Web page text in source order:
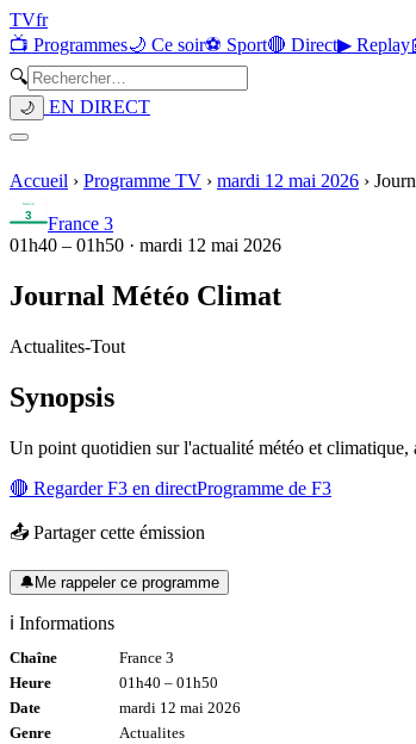
TVfr
📺 Programmes🌙 Ce soir⚽ Sport🔴 Direct▶ Replay
🔍
🌙 EN DIRECT
Accueil › Programme TV › mardi 12 mai 2026 ›
France 3
01h40 – 01h50 · mardi 12 mai 2026
Journal Météo Climat
Actualites-Tout
Synopsis
Un point quotidien sur l'actualité météo et climatique,
🔴 RegarderF3 en directProgramme de F3
📤 Partager cette émission
🔔Me rappeler ce programme
ℹ️ Informations
Chaîne
France 3
Heure
01h40 – 01h50
Date
mardi 12 mai 2026
Genre
Actualites